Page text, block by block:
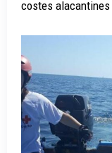
costes alacantines